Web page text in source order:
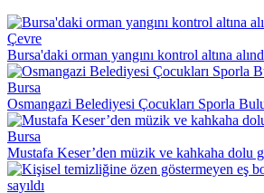
Çevre
Bursa'daki orman yangını kontrol altına
Bursa
Osmangazi Belediyesi Çocukları Sporla
Bursa
Mustafa Keser’den müzik ve kahkaha dolu